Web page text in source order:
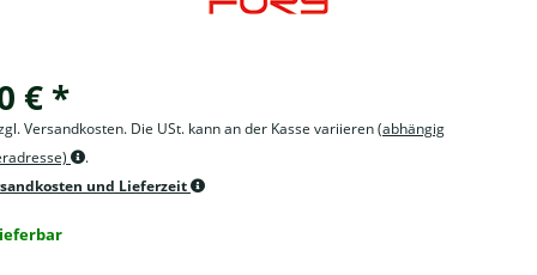
€ *
Versandkosten. Die USt. kann an der Kasse variieren(abhängig
.
und Lieferzeit